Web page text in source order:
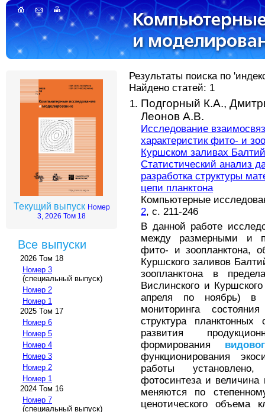
Текущий выпуск Номер
3, 2026 Том 18
Все выпуски
2026 Том 18
Номер 3
(специальный выпуск)
Номер 2
Номер 1
2025 Том 17
Номер 6
Номер 5
Номер 4
Номер 3
Номер 2
Номер 1
2024 Том 16
Номер 7
(специальный выпуск)
Результаты поиска по
Найдено статей: 1
Подгорный К.А.,
Леонов А.В.
Исследование
характеристик фито- и
Куршском заливах
Статистический анализ
разработка структуры
цепи планктона
Компьютерные
2, с. 211-246
В данной работе
между размерными и
фито- и зоопланктона,
Куршского заливов
зоопланктона в
Вислинского и
апреля по ноябрь) в
мониторинга
структура
развития
формирования
функционирования
работы
фотосинтеза и величина
меняются по
ценотического объема